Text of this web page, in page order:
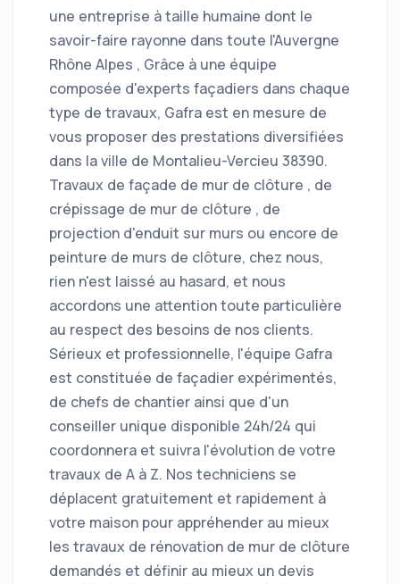
une entreprise à taille humaine dont le
savoir-faire rayonne dans toute l'Auvergne
Rhône Alpes , Grâce à une équipe
composée d'experts façadiers dans chaque
type de travaux, Gafra est en mesure de
vous proposer des prestations diversifiées
dans la ville de Montalieu-Vercieu 38390.
Travaux de façade de mur de clôture , de
crépissage de mur de clôture , de
projection d'enduit sur murs ou encore de
peinture de murs de clôture, chez nous,
rien n'est laissé au hasard, et nous
accordons une attention toute particulière
au respect des besoins de nos clients.
Sérieux et professionnelle, l'équipe Gafra
est constituée de façadier expérimentés,
de chefs de chantier ainsi que d'un
conseiller unique disponible 24h/24 qui
coordonnera et suivra l'évolution de votre
travaux de A à Z. Nos techniciens se
déplacent gratuitement et rapidement à
votre maison pour appréhender au mieux
les travaux de rénovation de mur de clôture
demandés et définir au mieux un devis